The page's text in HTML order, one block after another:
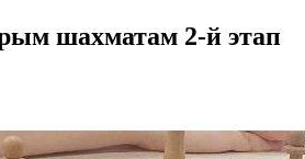
шахматам 2-й этап